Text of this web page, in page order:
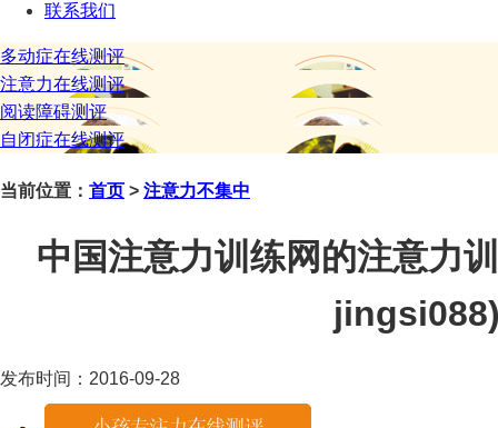
联系我们
多动症在线测评
注意力在线测评
阅读障碍测评
自闭症在线测评
当前位置： 首页 > 注意力不集中
中国注意力训练网的注意力
发布时间：2016-09-28